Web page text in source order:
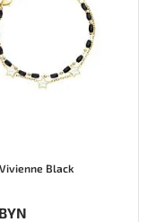
Black